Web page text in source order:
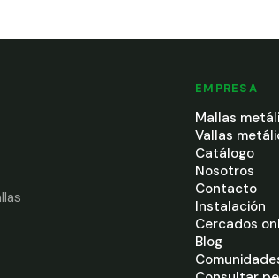
EMPRESA
Mallas
Vallas
Catálogo
Nosotros
Contacto
Instalación
Cercados
Blog